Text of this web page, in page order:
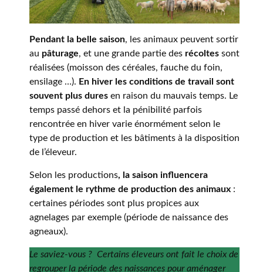
Pendant la belle saison, les animaux peuvent sortir
au pâturage, et une grande partie des récoltes sont
réalisées (moisson des céréales, fauche du foin,
ensilage …). En hiver les conditions de travail sont
souvent plus dures en raison du mauvais temps. Le
temps passé dehors et la pénibilité parfois
rencontrée en hiver varie énormément selon le
type de production et les bâtiments à la disposition
de l’éleveur.
Selon les productions, la saison influencera
également le rythme de production des animaux :
certaines périodes sont plus propices aux
agnelages par exemple (période de naissance des
agneaux).
Le saviez-vous ? Certains éleveurs ont fait le choix de
regrouper la période des naissances pour aménager